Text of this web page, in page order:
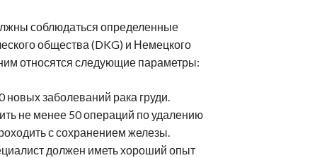
соблюдаться определенные
общества (DKG) и Немецкого
относятся следующие параметры:
новых заболеваний рака груди.
не менее 50 операций по удалению
с сохранением железы.
должен иметь хороший опыт